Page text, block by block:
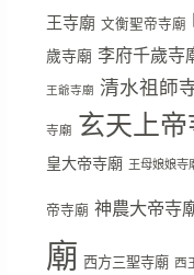
王寺廟 文衡聖帝寺廟
歲寺廟 李府千歲寺
王爺寺廟 清水祖師
寺廟 玄天上帝
皇大帝寺廟 王母娘娘寺
帝寺廟 神農大帝寺
廟 西方三聖寺廟 西